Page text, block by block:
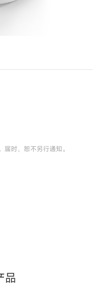
时，恕不另行通知。
品